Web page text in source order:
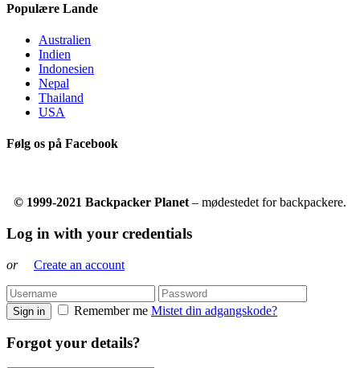
Populære Lande
Australien
Indien
Indonesien
Nepal
Thailand
USA
Følg os på Facebook
© 1999-2021 Backpacker Planet – mødestedet for backpackere.
Log in with your credentials
or Create an account
Sign in Remember me Mistet din adgangskode?
Forgot your details?